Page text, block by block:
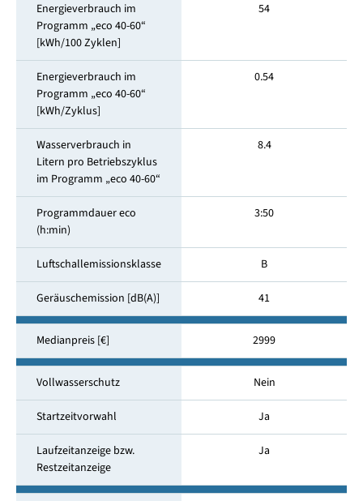
Energieverbrauch im
Programm „eco 40-60“
[kWh/100 Zyklen]
54
Energieverbrauch im
Programm „eco 40-60“
[kWh/Zyklus]
0.54
Wasserverbrauch in
Litern pro Betriebszyklus
im Programm „eco 40-60“
8.4
Programmdauer eco
(h:min)
3:50
Luftschallemissionsklasse B
Geräuschemission [dB(A)] 41
Medianpreis [€] 2999
Vollwasserschutz Nein
Startzeitvorwahl Ja
Laufzeitanzeige bzw.
Restzeitanzeige
Ja